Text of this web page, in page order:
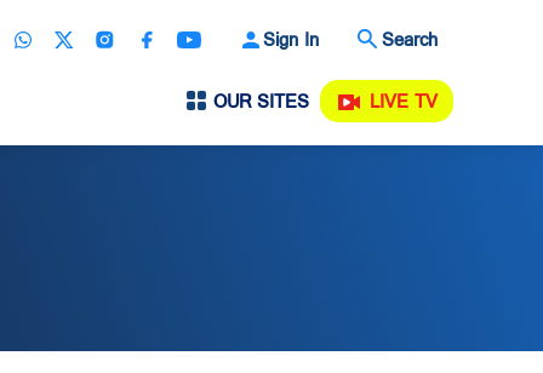
Sign In Search
OUR SITES LIVE TV